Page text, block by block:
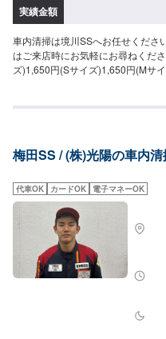
実績金額
車内清掃は境川SSへお任せくださ
はご来店時にお気軽にお尋ねくだ
ズ)1,650円(Sサイズ)1,650円(Mサ
円(Lサイズ)46,200円(LLサイズ)
梅田SS / (株)光陽の車内
代車OK カードOK 電子マネーOK